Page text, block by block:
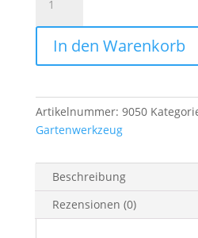
Stocker
Menge
In den Warenkorb
Artikelnummer: 9050
Gartenwerkzeug
Beschreibung
Rezensionen (0)